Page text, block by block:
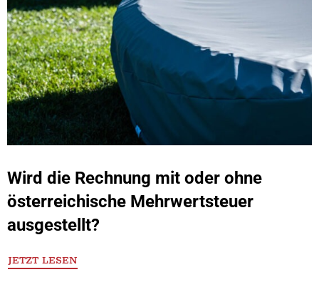
Wird die Rechnung mit oder ohne
österreichische Mehrwertsteuer
ausgestellt?
JETZT LESEN